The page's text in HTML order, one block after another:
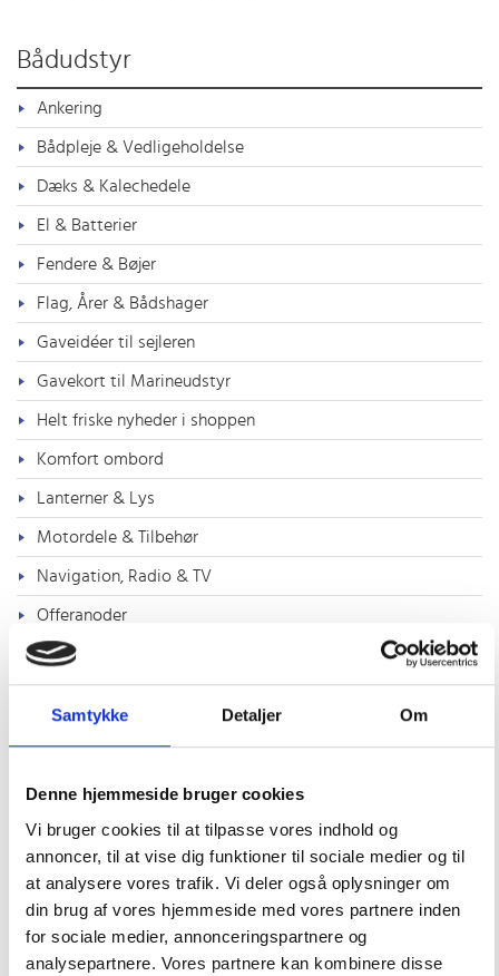
Samtykke Detaljer Om
Denne hjemmeside bruger cookies
Vi bruger cookies til at tilpasse vores indhold og
annoncer, til at vise dig funktioner til sociale medier og til
at analysere vores trafik. Vi deler også oplysninger om
din brug af vores hjemmeside med vores partnere inden
for sociale medier, annonceringspartnere og
analysepartnere. Vores partnere kan kombinere disse
Bådudstyr
Ankering
Bådpleje & Vedligeholdelse
Dæks & Kalechedele
El & Batterier
Fendere & Bøjer
Flag, Årer & Bådshager
Gaveidéer til sejleren
Gavekort til Marineudstyr
Helt friske nyheder i shoppen
Komfort ombord
Lanterner & Lys
Motordele & Tilbehør
Navigation, Radio & TV
Offeranoder
Outlet
Pantry og vaske
Pumper
Slanger
Toilet & septitank